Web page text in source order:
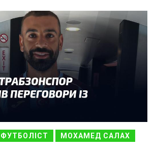
ФУТБОЛІСТ МОХАМЕД САЛАХ